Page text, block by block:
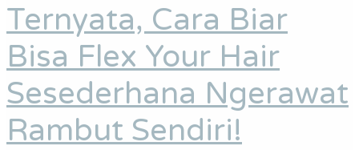
Ternyata, Cara Biar
Bisa Flex Your Hair
Sesederhana Ngerawat
Rambut Sendiri!